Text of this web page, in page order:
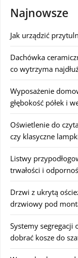
Najnowsze
Jak urządzić
Dachówka
co wytrzyma
Wyposażenie
głębokość półek i
Oświetlenie do
czy klasyczne
Listwy
trwałości i
Drzwi z ukrytą
drzwiowy pod
Systemy
dobrać kosze do